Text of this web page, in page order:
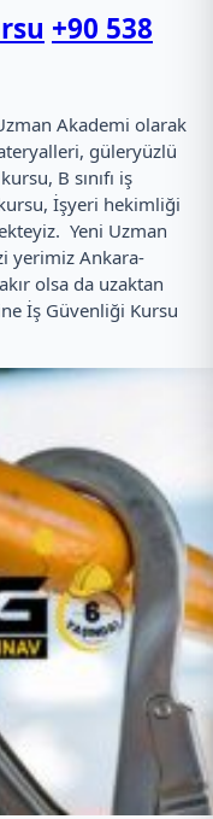
+90 538
Akademi olarak
güleryüzlü
B sınıfı iş
İşyeri hekimliği
Yeni Uzman
yerimiz Ankara-
olsa da uzaktan
İş Güvenliği Kursu